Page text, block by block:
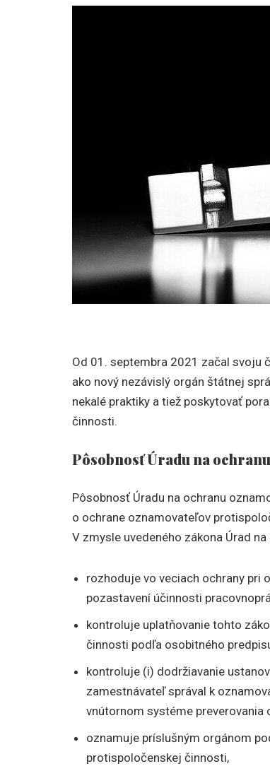
Od 01. septembra 2021 začal svoju
ako nový nezávislý orgán štátnej
nekalé praktiky a tiež poskytovať
činnosti.
Pôsobnosť Úradu na
Pôsobnosť Úradu na ochranu
o ochrane oznamovateľov
V zmysle uvedeného zákona Úrad
rozhoduje vo veciach ochrany pri
pozastavení účinnosti
kontroluje uplatňovanie tohto
činnosti podľa osobitného
kontroluje (i) dodržiavanie
zamestnávateľ správal k
vnútornom systéme preverovania
oznamuje príslušným orgánom
protispoločenskej činnosti,